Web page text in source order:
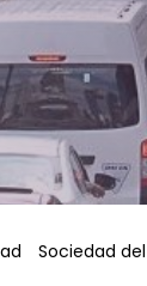
Sociedad